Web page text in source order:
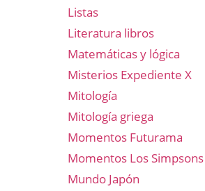
Listas
Literatura libros
Matemáticas y lógica
Misterios Expediente X
Mitología
Mitología griega
Momentos Futurama
Momentos Los Simpsons
Mundo Japón